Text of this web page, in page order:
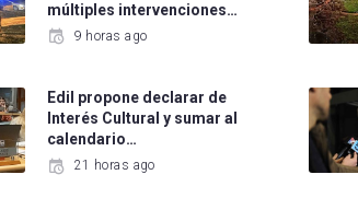
múltiples intervenciones…
9 horas ago
Edil propone declarar de
Interés Cultural y sumar al
calendario…
21 horas ago